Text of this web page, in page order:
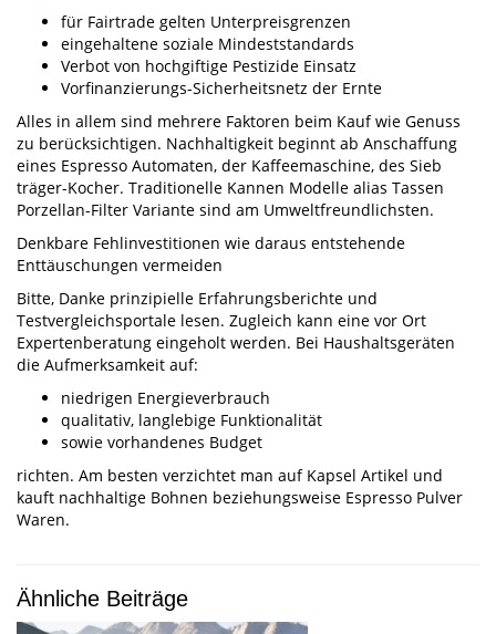
für Fairtrade gelten Unterpreisgrenzen
eingehaltene soziale Mindeststandards
Verbot von hochgiftige Pestizide Einsatz
Vorfinanzierungs-Sicherheitsnetz der Ernte
Alles in allem sind mehrere Faktoren beim Kauf wie Genuss
zu berücksichtigen. Nachhaltigkeit beginnt ab Anschaffung
eines Espresso Automaten, der Kaffeemaschine, des Sieb
träger-Kocher. Traditionelle Kannen Modelle alias Tassen
Porzellan-Filter Variante sind am Umweltfreundlichsten.
Denkbare Fehlinvestitionen wie daraus entstehende
Enttäuschungen vermeiden
Bitte, Danke prinzipielle Erfahrungsberichte und
Testvergleichsportale lesen. Zugleich kann eine vor Ort
Expertenberatung eingeholt werden. Bei Haushaltsgeräten
die Aufmerksamkeit auf:
niedrigen Energieverbrauch
qualitativ, langlebige Funktionalität
sowie vorhandenes Budget
richten. Am besten verzichtet man auf Kapsel Artikel und
kauft nachhaltige Bohnen beziehungsweise Espresso Pulver
Waren.
Ähnliche Beiträge